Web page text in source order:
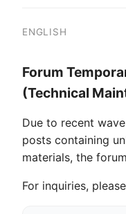
ENGLISH
Forum
(Technical
Due to recent
posts containing
materials, the
For inquiries,